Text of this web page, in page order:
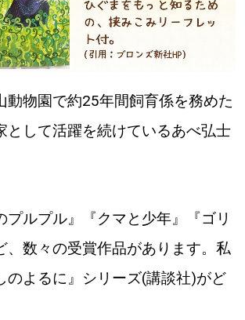
わせ 利用規約
プライバシーポリシー
閉じる
動物園で約25年間飼育係を務めた
として活躍を続けているあべ弘士
プルプル』『クマと少年』『ゴリ
、数々の受賞作品があります。私
のよるに』シリーズ(講談社)がど